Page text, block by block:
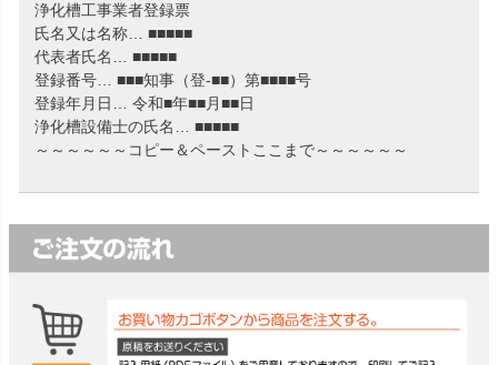
浄化槽工事業者登録票
氏名又は名称… ■■■■■
代表者氏名… ■■■■■
登録番号… ■■■知事（登‐■■）第■■■■号
登録年月日… 令和■年■■月■■日
浄化槽設備士の氏名… ■■■■■
～～～～～～コピー＆ペーストここまで～～～～～～